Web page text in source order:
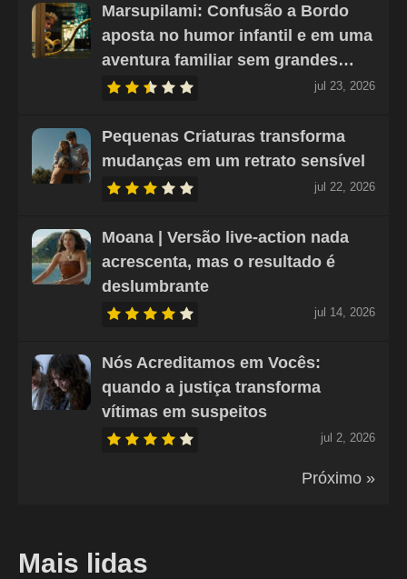
Marsupilami: Confusão a Bordo
aposta no humor infantil e em uma
aventura familiar sem grandes…
jul 23, 2026
Pequenas Criaturas transforma
mudanças em um retrato sensível
jul 22, 2026
Moana | Versão live-action nada
acrescenta, mas o resultado é
deslumbrante
jul 14, 2026
Nós Acreditamos em Vocês:
quando a justiça transforma
vítimas em suspeitos
jul 2, 2026
Próximo »
Mais lidas